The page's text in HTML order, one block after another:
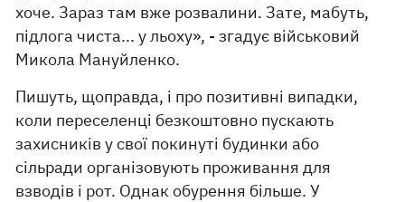
хоче. Зараз там вже розвалини. Зате, мабуть,
підлога чиста... у льоху», - згадує військовий
Микола Мануйленко.
Пишуть, щоправда, і про позитивні випадки,
коли переселенці безкоштовно пускають
захисників у свої покинуті будинки або
сільради організовують проживання для
взводів і рот. Однак обурення більше. У